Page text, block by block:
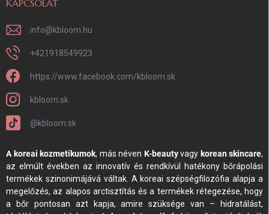
KAPCSOLAT
info@kbloom.hu
+421918549923
https://www.facebook.com/kbloom.sk
kbloom.sk
@kbloom.sk
A koreai kozmetikumok, más néven K-beautyvagy korean skincare,
az elmúlt években az innovatív és rendkívül hatékony bőrápolási
termékek szinonimájává váltak. A koreai szépségfilozófia alapja a
megelőzés, az alapos arctisztítás és a termékek rétegezése, hogy
a bőr pontosan azt kapja, amire szüksége van – hidratálást,